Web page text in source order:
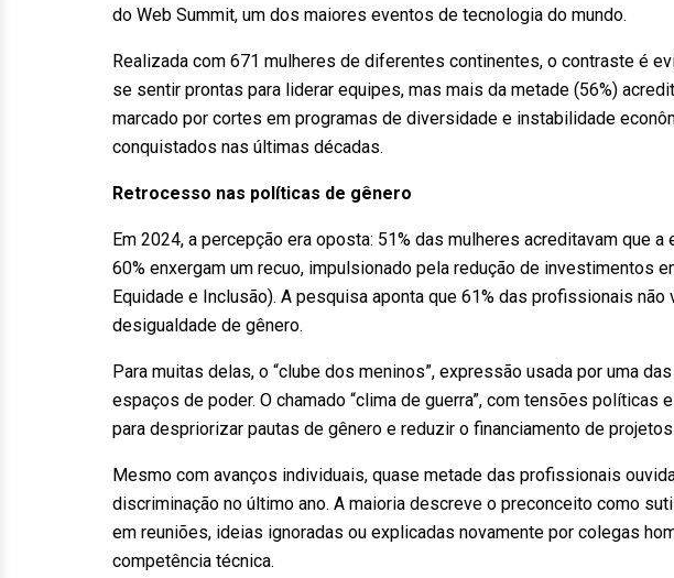
do Web Summit, um dos maiores eventos de tecnologia do mundo.
Realizada com 671 mulheres de diferentes continentes, o contraste é
se sentir prontas para liderar equipes, mas mais da metade (56%)
marcado por cortes em programas de diversidade e instabilidade
conquistados nas últimas décadas.
Retrocesso nas políticas de gênero
Em 2024, a percepção era oposta: 51% das mulheres acreditavam que
60% enxergam um recuo, impulsionado pela redução de investimentos
Equidade e Inclusão). A pesquisa aponta que 61% das profissionais
desigualdade de gênero.
Para muitas delas, o “clube dos meninos”, expressão usada por uma
espaços de poder. O chamado “clima de guerra”, com tensões políticas
para despriorizar pautas de gênero e reduzir o financiamento de
Mesmo com avanços individuais, quase metade das profissionais
discriminação no último ano. A maioria descreve o preconceito como
em reuniões, ideias ignoradas ou explicadas novamente por colegas
competência técnica.